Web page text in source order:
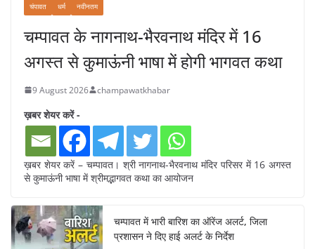
चंपावत धर्म नवीनतम
चम्पावत के नागनाथ-भैरवनाथ मंदिर में 16
अगस्त से कुमाऊंनी भाषा में होगी भागवत कथा
9 August 2026 champawatkhabar
ख़बर शेयर करें -
ख़बर शेयर करें – चम्पावत। श्री नागनाथ-भैरवनाथ मंदिर परिसर में 16 अगस्त
से कुमाऊंनी भाषा में श्रीमद्भागवत कथा का आयोजन
चम्पावत में भारी बारिश का ऑरेंज अलर्ट, जिला
प्रशासन ने दिए हाई अलर्ट के निर्देश